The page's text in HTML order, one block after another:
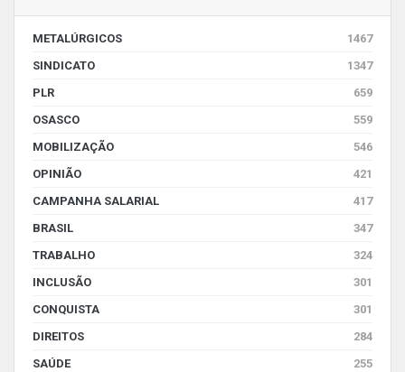
METALÚRGICOS
1467
SINDICATO
1347
PLR
659
OSASCO
559
MOBILIZAÇÃO
546
OPINIÃO
421
CAMPANHA SALARIAL
417
BRASIL
347
TRABALHO
324
INCLUSÃO
301
CONQUISTA
301
DIREITOS
284
SAÚDE
255